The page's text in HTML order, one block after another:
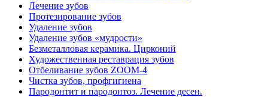
Лечение зубов
Протезирование зубов
Удаление зубов
Удаление зубов «мудрости»
Безметалловая керамика. Цирконий
Художественная реставрация зубов
Отбеливание зубов ZOOM-4
Чистка зубов, профгигиена
Пародонтит и пародонтоз. Лечение десен.